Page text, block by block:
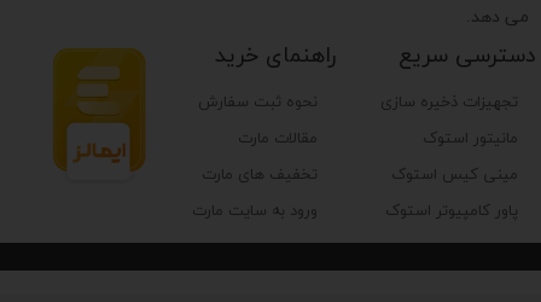
تجهیزات ذخیره سازی
مانیتور استوک
مینی کیس استوک
پاور کامپیوتر استوک
دسترسی سریع راهنمای خرید
نحوه ثبت سفارش
مقالات مارت
تخفیف های مارت
ورود به سایت مارت
می دهد.